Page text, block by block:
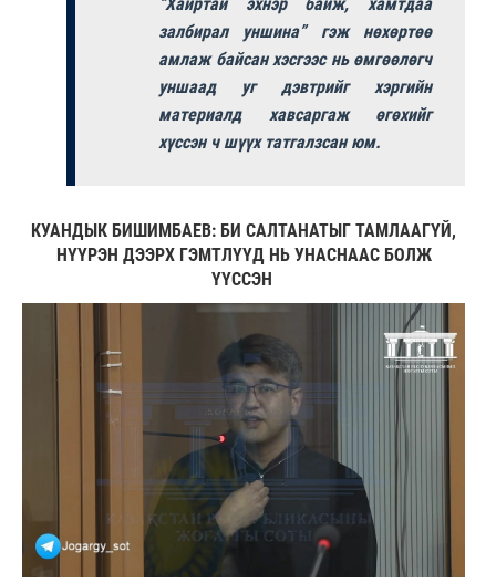
“Хайртай эхнэр байж, хамтдаа
залбирал уншина” гэж нөхөртөө
амлаж байсан хэсгээс нь өмгөөлөгч
уншаад уг дэвтрийг хэргийн
материалд хавсаргаж өгөхийг
хүссэн ч шүүх татгалзсан юм.
КУАНДЫК БИШИМБАЕВ: БИ САЛТАНАТЫГ ТАМЛААГҮЙ,
НҮҮРЭН ДЭЭРХ ГЭМТЛҮҮД НЬ УНАСНААС БОЛЖ
ҮҮССЭН